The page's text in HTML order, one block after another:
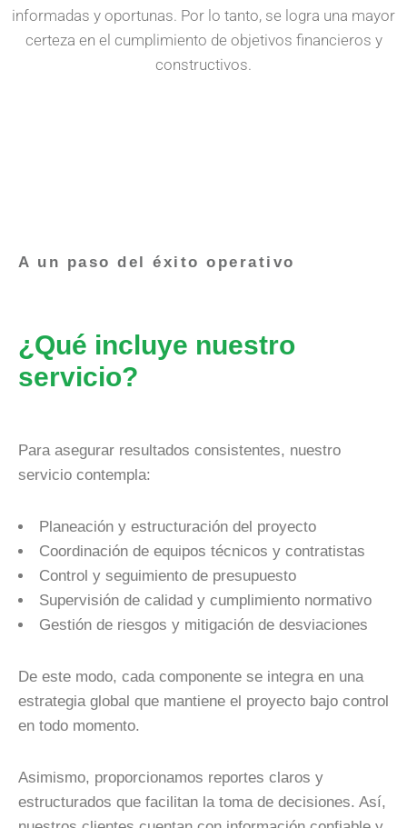
informadas y oportunas. Por lo tanto, se logra una mayor
certeza en el cumplimiento de objetivos financieros y
constructivos.
A un paso del éxito operativo
¿Qué incluye nuestro
servicio?
Para asegurar resultados consistentes, nuestro
servicio contempla:
Planeación y estructuración del proyecto
Coordinación de equipos técnicos y contratistas
Control y seguimiento de presupuesto
Supervisión de calidad y cumplimiento normativo
Gestión de riesgos y mitigación de desviaciones
De este modo, cada componente se integra en una
estrategia global que mantiene el proyecto bajo control
en todo momento.
Asimismo, proporcionamos reportes claros y
estructurados que facilitan la toma de decisiones. Así,